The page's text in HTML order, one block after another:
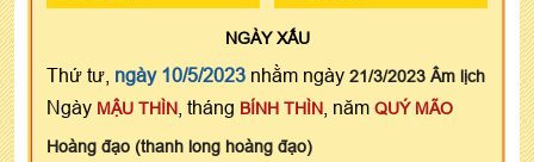
NGÀYXẤU
Thứ tư, ngày 10/5/2023 nhằm ngày 21/3/2023 Âm lịch
Ngày MẬU THÌN , tháng BÍNH THÌN , năm QUÝ MÃO
Hoàng đạo (thanh long hoàng đạo)